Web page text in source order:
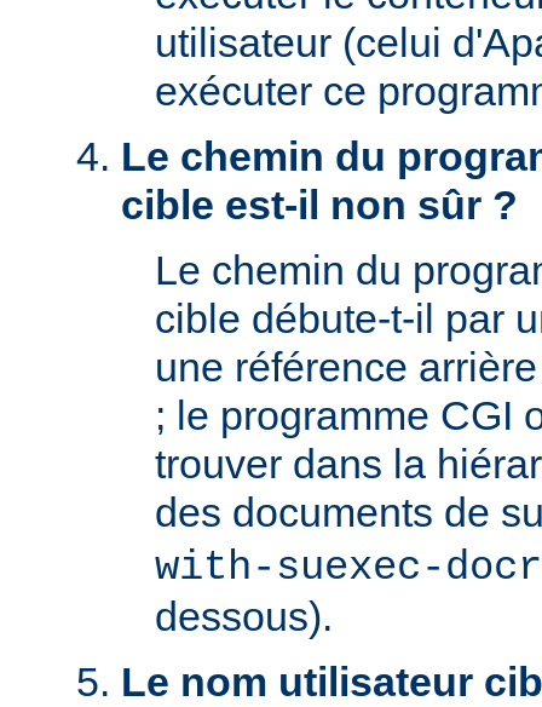
utilisateur (celui
exécuter ce
Le chemin du
cible est-il non sûr ?
Le chemin du
cible débute-t-il par
une référence
; le programme CGI
trouver dans la
des documents de
with-suexec-
dessous).
Le nom utilisateur